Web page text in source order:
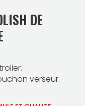
DE
verseur.